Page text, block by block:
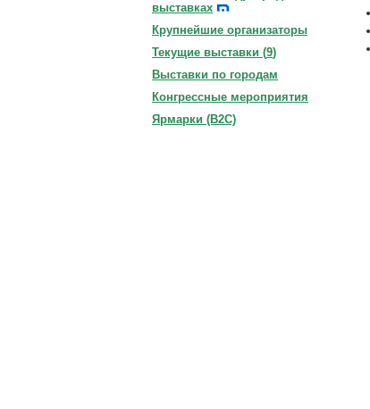
выставках
Крупнейшие организаторы
Текущие выставки (9)
Выставки по городам
Конгрессные мероприятия
Ярмарки (B2C)